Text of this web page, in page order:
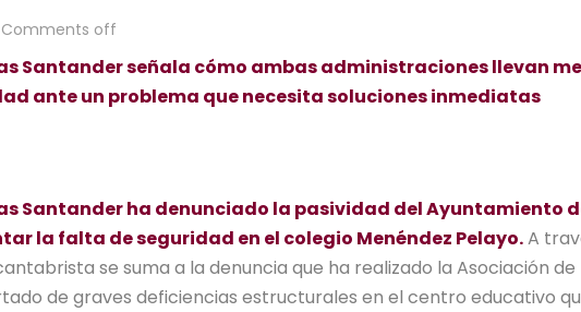
Comments off
Santander señala cómo ambas administraciones llevan
ante un problema que necesita soluciones inmediatas
Santander ha denunciado la pasividad del Ayuntamiento
la falta de seguridad en el colegio Menéndez Pelayo.A
se suma a la denuncia que ha realizado la Asociación de
de graves deficiencias estructurales en el centro educativo